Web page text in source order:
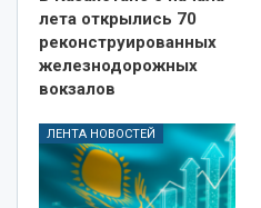
лета открылись 70
реконструированных
железнодорожных
вокзалов
ЛЕНТА НОВОСТЕЙ